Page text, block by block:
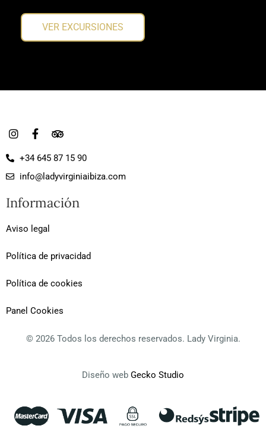
VER EXCURSIONES
I
n
t
a
a
F
a
c
e
b
o
k
f
T
r
i
p
a
d
i
+34 645 87 15 90
info@ladyvirginiaibiza.com
Información
Aviso legal
Política de privacidad
Política de cookies
Panel Cookies
© 2026 Todos los derechos reservados. Lady Virginia.
Diseño web Gecko Studio